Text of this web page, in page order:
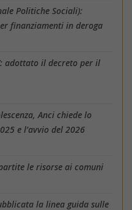
Politiche Sociali):
finanziamenti in deroga
adottato il decreto per il
Anci chiede lo
e l’avvio del 2026
le risorse ai comuni
la linea guida sulle